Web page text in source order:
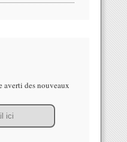
averti des nouveaux